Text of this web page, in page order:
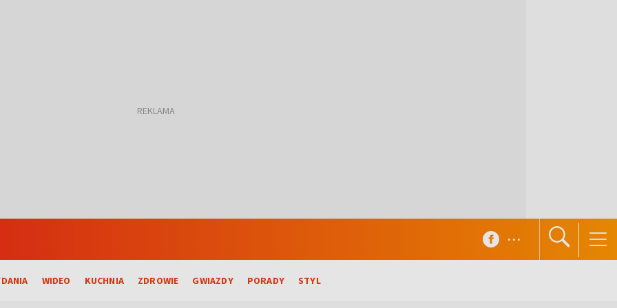
WIDEO KUCHNIA ZDROWIE GWIAZDY PORADY STYL
...